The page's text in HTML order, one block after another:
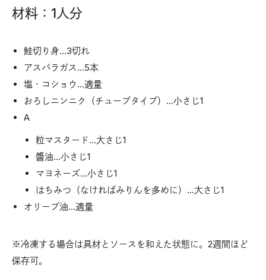
材料：1人分
鮭切り身…3切れ
アスパラガス…5本
塩・コショウ…適量
おろしニンニク（チューブタイプ）…小さじ1
A
粒マスタード…大さじ1
醬油…小さじ1
マヨネーズ…小さじ1
はちみつ（なければみりんを多めに）…大さじ1
オリーブ油…適量
※冷凍する場合は具材とソースを和えた状態に。2週間ほど
保存可。